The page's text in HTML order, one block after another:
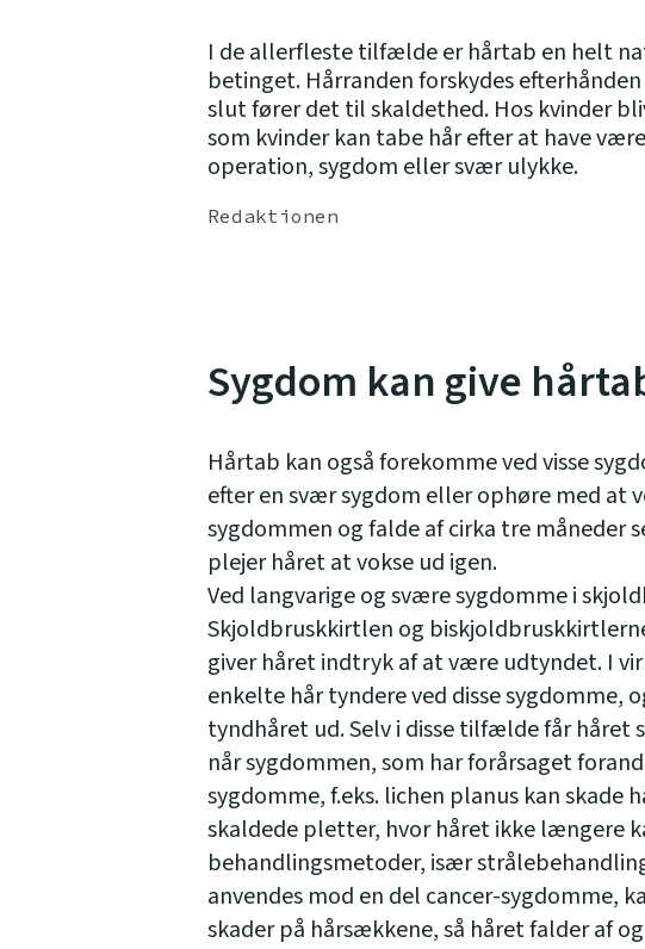
I de allerfleste tilfælde er hårtab en helt
betinget. Hårranden forskydes
slut fører det til skaldethed. Hos kvinder
som kvinder kan tabe hår efter at have
operation, sygdom eller svær ulykke.
Redaktionen
Sygdom kan give
Hårtab kan også forekomme ved visse
efter en svær sygdom eller ophøre med at
sygdommen og falde af cirka tre måneder
plejer håret at vokse ud igen.
Ved langvarige og svære sygdomme i
Skjoldbruskkirtlen og
giver håret indtryk af at være udtyndet. I
enkelte hår tyndere ved disse sygdomme,
tyndhåret ud. Selv i disse tilfælde får håret
når sygdommen, som har forårsaget
sygdomme, f.eks. lichen planus kan skade
skaldede pletter, hvor håret ikke længere
behandlingsmetoder, især
anvendes mod en del cancer-sygdomme,
skader på hårsækkene, så håret falder af